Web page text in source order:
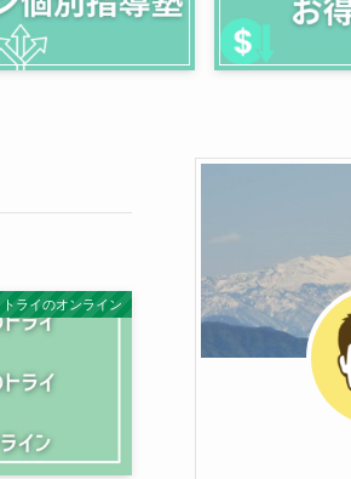
トライのオンライン